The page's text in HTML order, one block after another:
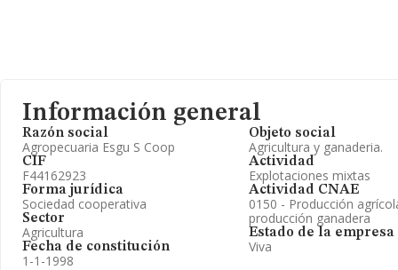
Información general
Razón social
Agropecuaria Esgu S Coop
CIF
F44162923
Forma jurídica
Sociedad cooperativa
Sector
Agricultura
Fecha de constitución
1-1-1998
Objeto social
Agricultura y ganaderia.
Actividad
Explotaciones mixtas
Actividad CNAE
0150 - Producción
producción ganadera
Estado de la empresa
Viva